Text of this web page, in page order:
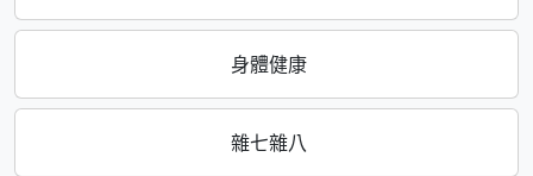
身體健康
雜七雜八